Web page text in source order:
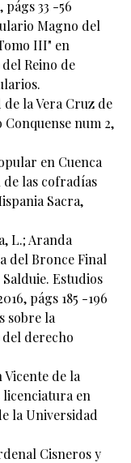
págs 33 -56
Magno del
III" en
Reino de
la Vera Cruz de
num 2,
en Cuenca
las cofradías
Sacra,
L.; Aranda
del Bronce Final
Estudios
págs 185 -196
sobre la
derecho
Vicente de la
licenciatura en
la Universidad
Cisneros y